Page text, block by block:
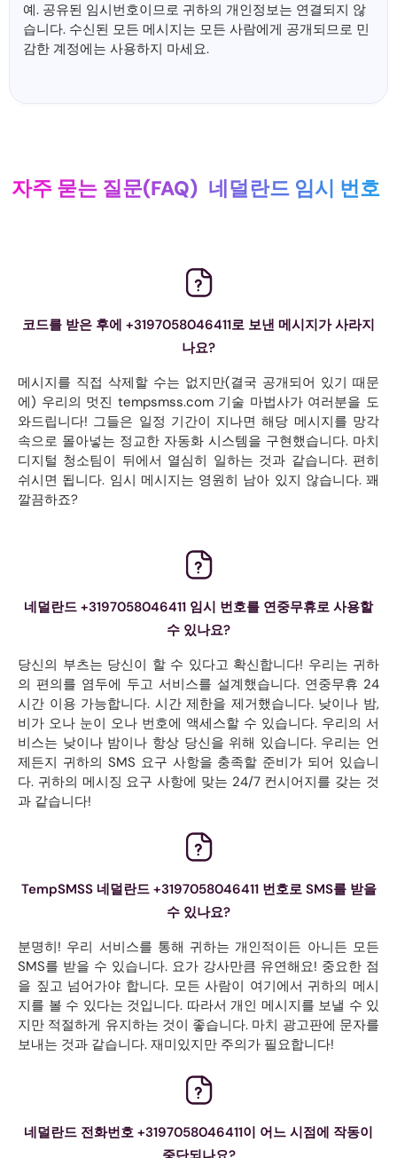
예. 공유된 임시번호이므로 귀하의 개인정보는 연결되지 않
습니다. 수신된 모든 메시지는 모든 사람에게 공개되므로 민
감한 계정에는 사용하지 마세요.
자주 묻는 질문(FAQ) 네덜란드 임시 번호
코드를 받은 후에 +3197058046411로 보낸 메시지가 사라지
나요?
메시지를 직접 삭제할 수는 없지만(결국 공개되어 있기 때문
에) 우리의 멋진 tempsmss.com 기술 마법사가 여러분을 도
와드립니다! 그들은 일정 기간이 지나면 해당 메시지를 망각
속으로 몰아넣는 정교한 자동화 시스템을 구현했습니다. 마치
디지털 청소팀이 뒤에서 열심히 일하는 것과 같습니다. 편히
쉬시면 됩니다. 임시 메시지는 영원히 남아 있지 않습니다. 꽤
깔끔하죠?
네덜란드 +3197058046411 임시 번호를 연중무휴로 사용할
수 있나요?
당신의 부츠는 당신이 할 수 있다고 확신합니다! 우리는 귀하
의 편의를 염두에 두고 서비스를 설계했습니다. 연중무휴 24
시간 이용 가능합니다. 시간 제한을 제거했습니다. 낮이나 밤,
비가 오나 눈이 오나 번호에 액세스할 수 있습니다. 우리의 서
비스는 낮이나 밤이나 항상 당신을 위해 있습니다. 우리는 언
제든지 귀하의 SMS 요구 사항을 충족할 준비가 되어 있습니
다. 귀하의 메시징 요구 사항에 맞는 24/7 컨시어지를 갖는 것
과 같습니다!
TempSMSS 네덜란드 +3197058046411 번호로 SMS를 받을
수 있나요?
분명히! 우리 서비스를 통해 귀하는 개인적이든 아니든 모든
SMS를 받을 수 있습니다. 요가 강사만큼 유연해요! 중요한 점
을 짚고 넘어가야 합니다. 모든 사람이 여기에서 귀하의 메시
지를 볼 수 있다는 것입니다. 따라서 개인 메시지를 보낼 수 있
지만 적절하게 유지하는 것이 좋습니다. 마치 광고판에 문자를
보내는 것과 같습니다. 재미있지만 주의가 필요합니다!
네덜란드 전화번호 +3197058046411이 어느 시점에 작동이